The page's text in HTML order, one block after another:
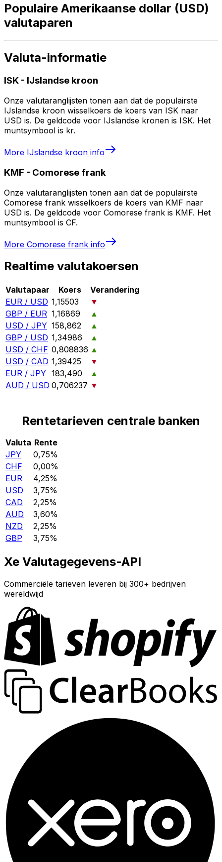
Populaire Amerikaanse dollar (USD)
valutaparen
Valuta-informatie
ISK - IJslandse kroon
Onze valutaranglijsten tonen aan dat de populairste
IJslandse kroon wisselkoers de koers van ISK naar
USD is. De geldcode voor IJslandse kronen is ISK. Het
muntsymbool is kr.
More IJslandse kroon info
KMF - Comorese frank
Onze valutaranglijsten tonen aan dat de populairste
Comorese frank wisselkoers de koers van KMF naar
USD is. De geldcode voor Comorese frank is KMF. Het
muntsymbool is CF.
More Comorese frank info
Realtime valutakoersen
Valutapaar Koers
Verandering
EUR / USD 1,15503
▼
GBP / EUR 1,16869
▲
USD / JPY 158,862
▲
GBP / USD 1,34986
▲
USD / CHF 0,808836 ▲
USD / CAD 1,39425
▼
EUR / JPY 183,490
▲
AUD / USD 0,706237 ▼
Rentetarieven centrale banken
Valuta Rente
JPY
0,75%
CHF
0,00%
EUR
4,25%
USD
3,75%
CAD
2,25%
AUD
3,60%
NZD
2,25%
GBP
3,75%
Xe Valutagegevens-API
Commerciële tarieven leveren bij 300+ bedrijven
wereldwijd